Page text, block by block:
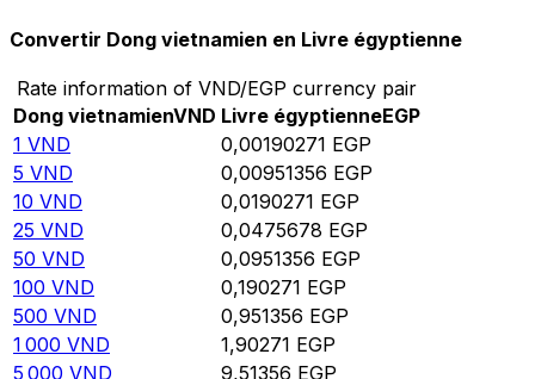
Convertir Dong vietnamien en Livre égyptienne
Rate information of VND/EGP currency pair
Dong vietnamienVND Livre égyptienneEGP
1 VND 0,00190271 EGP
5 VND 0,00951356 EGP
10 VND 0,0190271 EGP
25 VND 0,0475678 EGP
50 VND 0,0951356 EGP
100 VND 0,190271 EGP
500 VND 0,951356 EGP
1 000 VND 1,90271 EGP
5 000 VND 9,51356 EGP